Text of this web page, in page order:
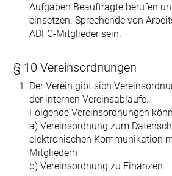
Aufgaben Beauftragte berufen
einsetzen. Sprechende von
ADFC-Mitglieder sein.
§ 10 Vereinsordnungen
Der Verein gibt sich
der internen Vereinsabläufe.
Folgende Vereinsordnungen
a) Vereinsordnung zum
elektronischen Kommunikation
Mitgliedern
b) Vereinsordnung zu Finanzen